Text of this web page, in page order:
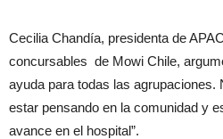
Cecilia Chandía, presidenta de
concursables de Mowi Chile,
ayuda para todas las
estar pensando en la comunidad y
avance en el hospital”.